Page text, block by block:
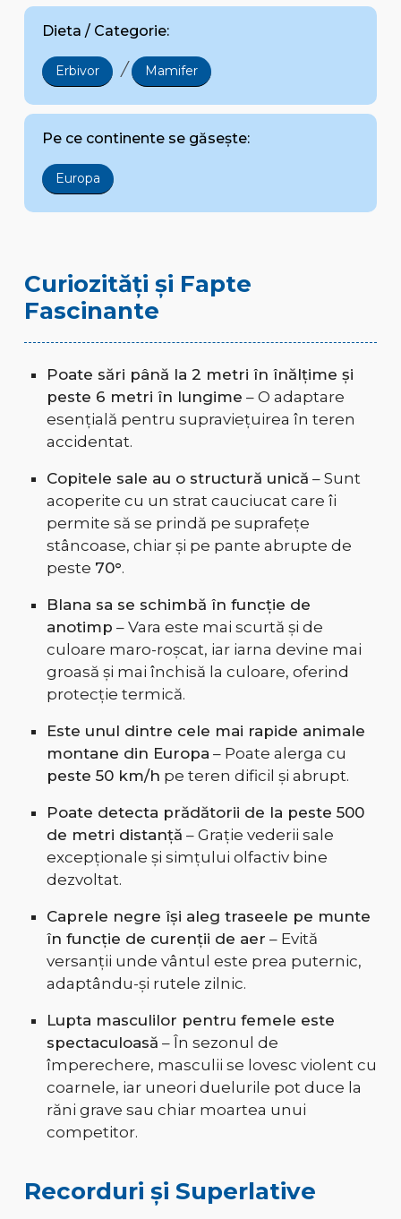
Dieta / Categorie:
Erbivor / Mamifer
Pe ce continente se găsește:
Europa
Curiozități și Fapte
Fascinante
Poate sări până la 2 metri în înălțime și
peste 6 metri în lungime – O adaptare
esențială pentru supraviețuirea în teren
accidentat.
Copitele sale au o structură unică – Sunt
acoperite cu un strat cauciucat care îi
permite să se prindă pe suprafețe
stâncoase, chiar și pe pante abrupte de
peste 70°.
Blana sa se schimbă în funcție de
anotimp – Vara este mai scurtă și de
culoare maro-roșcat, iar iarna devine mai
groasă și mai închisă la culoare, oferind
protecție termică.
Este unul dintre cele mai rapide animale
montane din Europa – Poate alerga cu
peste 50 km/h pe teren dificil și abrupt.
Poate detecta prădătorii de la peste 500
de metri distanță – Grație vederii sale
excepționale și simțului olfactiv bine
dezvoltat.
Caprele negre își aleg traseele pe munte
în funcție de curenții de aer – Evită
versanții unde vântul este prea puternic,
adaptându-și rutele zilnic.
Lupta masculilor pentru femele este
spectaculoasă – În sezonul de
împerechere, masculii se lovesc violent cu
coarnele, iar uneori duelurile pot duce la
răni grave sau chiar moartea unui
competitor.
Recorduri și Superlative